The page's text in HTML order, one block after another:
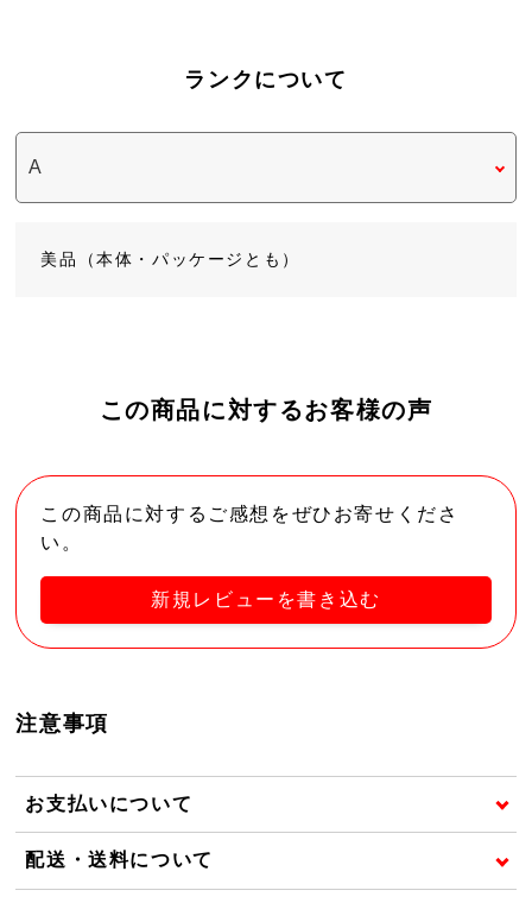
ランクについて
美品（本体・パッケージとも）
この商品に対するお客様の声
この商品に対するご感想をぜひお寄せくださ
い。
新規レビューを書き込む
注意事項
お支払いについて
配送・送料について